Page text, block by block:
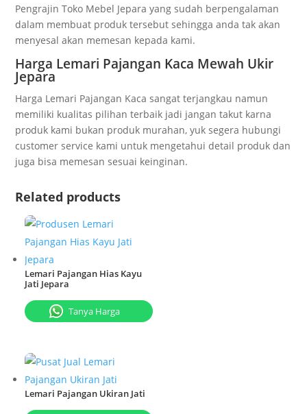
Pengrajin Toko Mebel Jepara yang sudah berpengalaman
dalam membuat produk tersebut sehingga anda tak akan
menyesal akan memesan kepada kami.
Harga Lemari Pajangan Kaca Mewah Ukir
Jepara
Harga Lemari Pajangan Kaca sangat terjangkau namun
memiliki kualitas pilihan terbaik jadi jangan takut karna
produk kami bukan produk murahan, yuk segera hubungi
customer service kami untuk mengetahui detail produk dan
juga bisa memesan sesuai keinginan.
Related products
Lemari Pajangan Hias Kayu
Jati Jepara
Tanya Harga
Lemari Pajangan Ukiran Jati